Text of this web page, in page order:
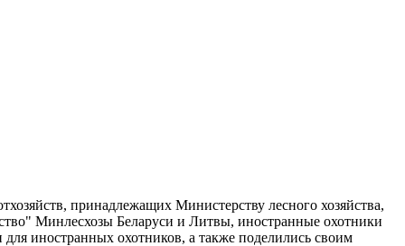
принадлежащих Министерству лесного хозяйства,
Минлесхозы Беларуси и Литвы, иностранные охотники
для иностранных охотников, а также поделились своим